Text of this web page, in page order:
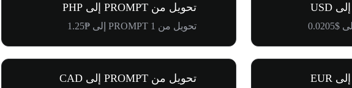
تحويل من PROMPT إلى PHP
تحويل من 1 PROMPT إلى ₱1.25
تحويل من PROMPT إلى CAD